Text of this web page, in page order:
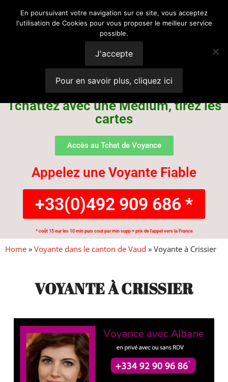
Voyance
Suisse
Tchattez avec une Médium, tirez les
cartes
Accès au Tchat de Voyance
Appelez une Voyante Fiable
+33(0)492 909 686 *
* coût 15 eur les 10 min puis cout par min supp + prix de l'appel vers la France
Home » Voyante dans le canton de Vaud » Voyante à Crissier
VOYANTE À CRISSIER
En poursuivant votre navigation sur ce site, vous acceptez
l'utilisation de Cookies pour vous proposer le meilleur service
possible.
J'accepte
Pour en savoir plus, cliquez ici